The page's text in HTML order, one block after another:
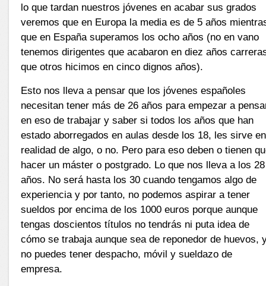
lo que tardan nuestros jóvenes en acabar sus grados
veremos que en Europa la media es de 5 años
que en España superamos los ocho años (no en vano
tenemos dirigentes que acabaron en diez años
que otros hicimos en cinco dignos años).
Esto nos lleva a pensar que los jóvenes españoles
necesitan tener más de 26 años para empezar a
en eso de trabajar y saber si todos los años que han
estado aborregados en aulas desde los 18, les sirve en
realidad de algo, o no. Pero para eso deben o tienen
hacer un máster o postgrado. Lo que nos lleva a los 28
años. No será hasta los 30 cuando tengamos algo de
experiencia y por tanto, no podemos aspirar a tener
sueldos por encima de los 1000 euros porque aunque
tengas doscientos títulos no tendrás ni puta idea de
cómo se trabaja aunque sea de reponedor de huevos,
no puedes tener despacho, móvil y sueldazo de
empresa.